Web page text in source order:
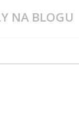
NA BLOGU